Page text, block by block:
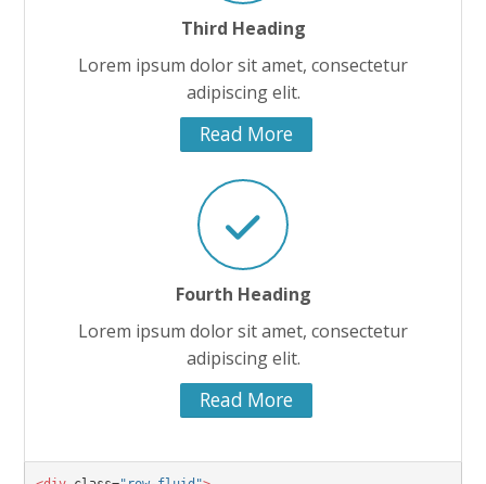
Third Heading
Lorem ipsum dolor sit amet, consectetur
adipiscing elit.
Read More
Fourth Heading
Lorem ipsum dolor sit amet, consectetur
adipiscing elit.
Read More